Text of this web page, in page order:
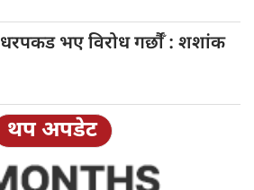
धरपकड भए विरोध गर्छौँं : शशांक
थप अपडेट